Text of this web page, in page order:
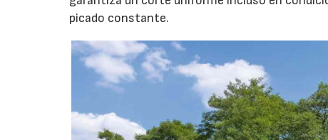
picado constante.